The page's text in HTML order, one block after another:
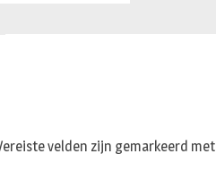
velden zijn gemarkeerd met